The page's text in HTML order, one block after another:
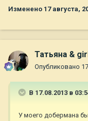
Изменено 17 августа,
Татьяна &
Опубликовано
В 17.08.2013 в
У моего добермана